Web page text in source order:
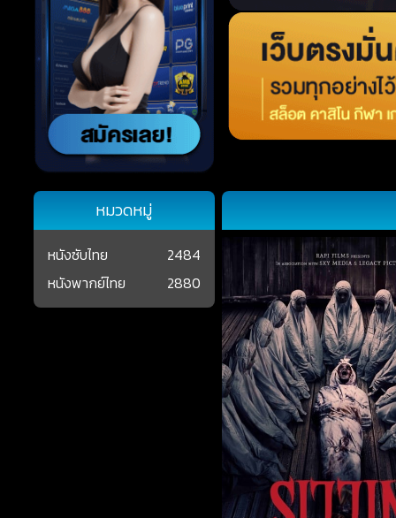
หมวดหมู่
หนังซับไทย
2484
หนังพากย์ไทย
2880